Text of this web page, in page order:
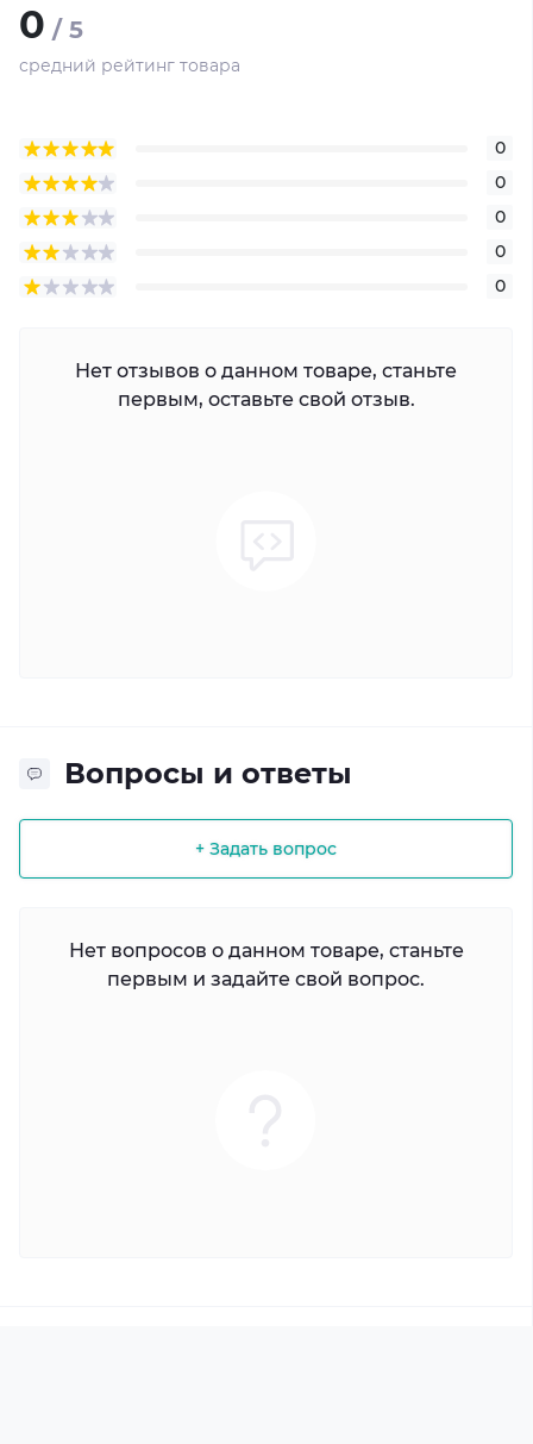
0 / 5
средний рейтинг товара
0
0
0
0
0
Нет отзывов о данном товаре, станьте
первым, оставьте свой отзыв.
Вопросы и ответы
+ Задать вопрос
Нет вопросов о данном товаре, станьте
первым и задайте свой вопрос.